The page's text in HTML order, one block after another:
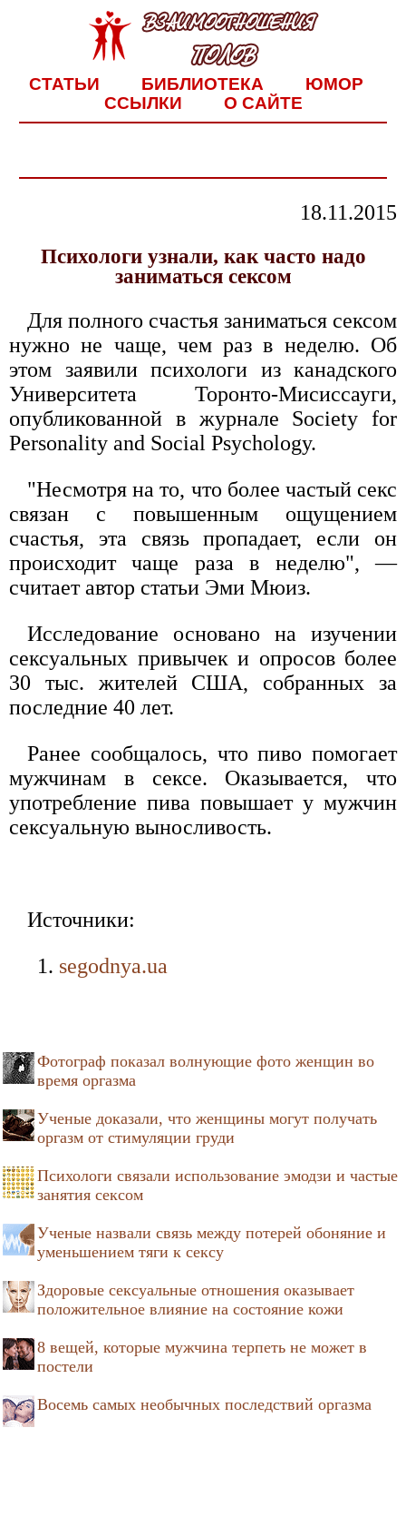
СТАТЬИ БИБЛИОТЕКА
ЮМОР
ССЫЛКИ
О САЙТЕ
18.11.2015
Психологи узнали, как часто надо
заниматься сексом
Для полного счастья заниматься сексом
нужно не чаще, чем раз в неделю. Об
этом заявили психологи из канадского
Университета Торонто-Мисиссауги,
опубликованной в журнале Society for
Personality and Social Psychology.
"Несмотря на то, что более частый секс
связан с повышенным ощущением
счастья, эта связь пропадает, если он
происходит чаще раза в неделю", —
считает автор статьи Эми Мюиз.
Исследование основано на изучении
сексуальных привычек и опросов более
30 тыс. жителей США, собранных за
последние 40 лет.
Ранее сообщалось, что пиво помогает
мужчинам в сексе. Оказывается, что
употребление пива повышает у мужчин
сексуальную выносливость.
Источники:
segodnya.ua
Фотограф показал волнующие фото женщин во
время оргазма
Ученые доказали, что женщины могут получать
оргазм от стимуляции груди
Психологи связали использование эмодзи и частые
занятия сексом
Ученые назвали связь между потерей обоняние и
уменьшением тяги к сексу
Здоровые сексуальные отношения оказывает
положительное влияние на состояние кожи
8 вещей, которые мужчина терпеть не может в
постели
Восемь самых необычных последствий оргазма